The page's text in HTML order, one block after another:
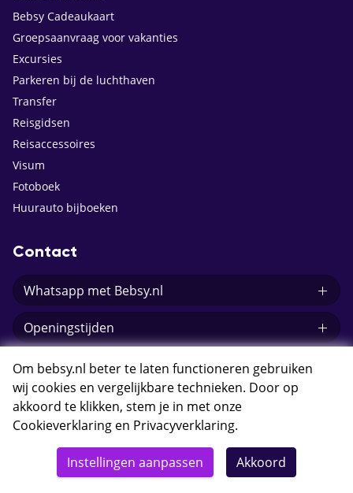
Bebsy Cadeaukaart
Groepsaanvraag voor vakanties
Excursies
Parkeren bij de luchthaven
Transfer
Reisgidsen
Reisaccessoires
Visum
Fotoboek
Huurauto bijboeken
Contact
Whatsapp met Bebsy.nl
Openingstijden
E-mail Bebsy.nl
© 2026 Bebsy.nl
Om bebsy.nl beter te laten functioneren gebruiken
wij cookies en vergelijkbare technieken. Door op
akkoord te klikken, stem je in met onze
Cookieverklaring en Privacyverklaring.
Instellingen aanpassen Akkoord